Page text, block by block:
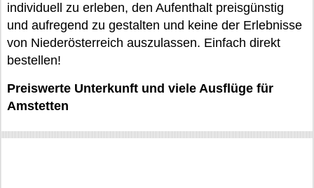
individuell zu erleben, den Aufenthalt preisgünstig
und aufregend zu gestalten und keine der Erlebnisse
von Niederösterreich auszulassen. Einfach direkt
bestellen!
Preiswerte Unterkunft und viele Ausflüge für
Amstetten